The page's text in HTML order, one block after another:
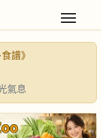
譜》
氣息